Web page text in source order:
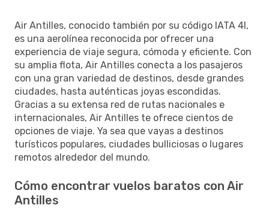
Air Antilles, conocido también por su código IATA 4I,
es una aerolínea reconocida por ofrecer una
experiencia de viaje segura, cómoda y eficiente. Con
su amplia flota, Air Antilles conecta a los pasajeros
con una gran variedad de destinos, desde grandes
ciudades, hasta auténticas joyas escondidas.
Gracias a su extensa red de rutas nacionales e
internacionales, Air Antilles te ofrece cientos de
opciones de viaje. Ya sea que vayas a destinos
turísticos populares, ciudades bulliciosas o lugares
remotos alrededor del mundo.
Cómo encontrar vuelos baratos con Air
Antilles